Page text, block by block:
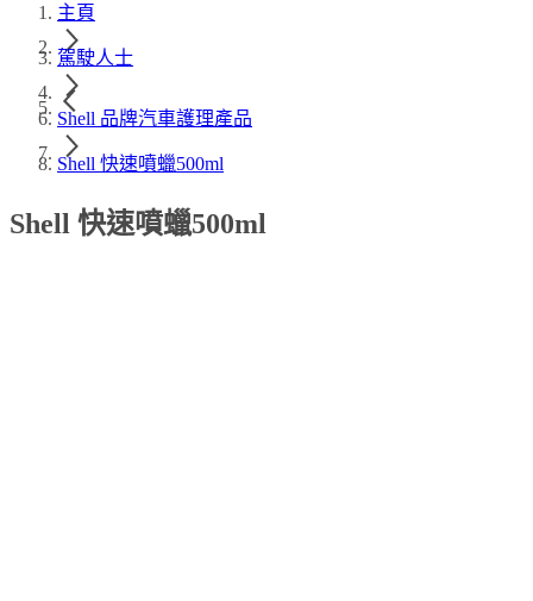
主頁
駕駛人士
Shell 品牌汽車護理產品
Shell 快速噴蠟500ml
Shell 快速噴蠟500ml